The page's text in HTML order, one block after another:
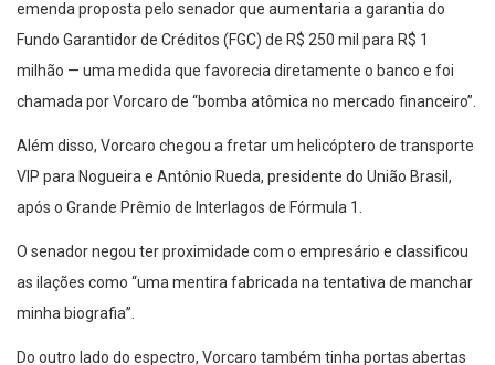
emenda proposta pelo senador que aumentaria a garantia do
Fundo Garantidor de Créditos (FGC) de R$ 250 mil para R$ 1
milhão — uma medida que favorecia diretamente o banco e foi
chamada por Vorcaro de “bomba atômica no mercado financeiro”.
Além disso, Vorcaro chegou a fretar um helicóptero de transporte
VIP para Nogueira e Antônio Rueda, presidente do União Brasil,
após o Grande Prêmio de Interlagos de Fórmula 1.
O senador negou ter proximidade com o empresário e classificou
as ilações como “uma mentira fabricada na tentativa de manchar
minha biografia”.
Do outro lado do espectro, Vorcaro também tinha portas abertas